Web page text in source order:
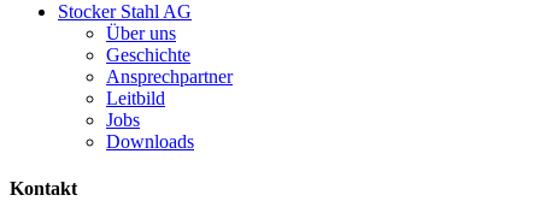
Stocker Stahl AG
Über uns
Geschichte
Ansprechpartner
Leitbild
Jobs
Downloads
Kontakt